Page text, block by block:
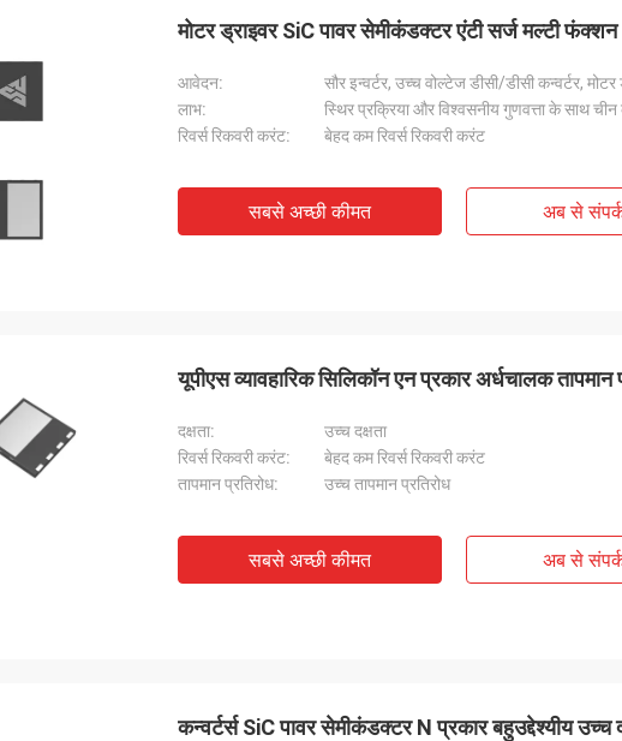
मोटर ड्राइवर SiC पावर सेमीकंडक्टर एंटी सर्ज मल्टी फंक्शन
आवेदन:
सौर इन्वर्टर, उच्च वोल्टेज डीसी/डीसी कन्वर्टर,
लाभ:
स्थिर प्रक्रिया और विश्वसनीय गुणवत्ता के साथ चीन
रिवर्स रिकवरी करंट:
बेहद कम रिवर्स रिकवरी करंट
सबसे अच्छी कीमत अब से
यूपीएस व्यावहारिक सिलिकॉन एन प्रकार अर्धचालक तापमान
दक्षता:
उच्च दक्षता
रिवर्स रिकवरी करंट:
बेहद कम रिवर्स रिकवरी करंट
तापमान प्रतिरोध:
उच्च तापमान प्रतिरोध
सबसे अच्छी कीमत अब से
कन्वर्टर्स SiC पावर सेमीकंडक्टर N प्रकार बहुउद्देश्यीय उच्च